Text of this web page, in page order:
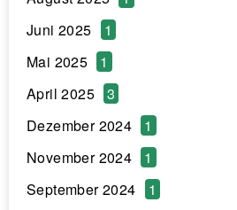
Juni 2025
1
Mai 2025
1
April 2025
3
Dezember 2024
1
November 2024
1
September 2024
1